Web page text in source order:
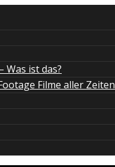
Was ist das?
Filme aller Zeiten